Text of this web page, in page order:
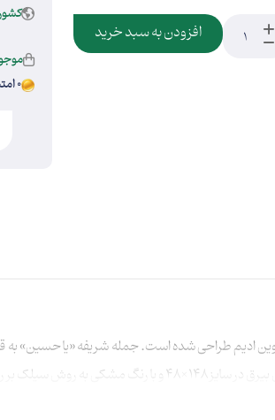
افزودن به سبد خرید
0 امتیاز با خرید این کالا
ادیم طراحی شده است. جمله شریفه «یا حسین» به
تولید شده.